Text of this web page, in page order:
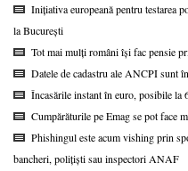
Inițiativa europeană pentru testarea
la București
Tot mai mulți români își fac pensie
Datele de cadastru ale ANCPI sunt
Încasările instant în euro, posibile
Cumpărăturile pe Emag se pot face
Phishingul este acum vishing prin
bancheri, polițiști sau inspectori ANAF